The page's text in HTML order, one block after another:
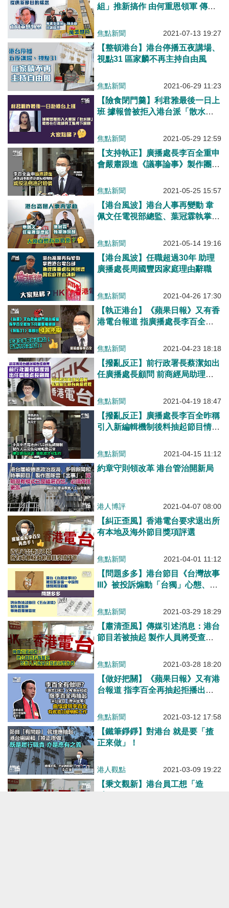
組」推新搞作 由何重恩領軍 傳邀
焦點新聞 2021-07-13 19:27
【整頓港台】港台停播五夜講場、
視點31 區家麟不再主持自由風
焦點新聞 2021-06-29 11:23
【險食閉門羹】利君雅最後一日上
班 據報曾被拒入港台派「散水
焦點新聞 2021-05-29 12:59
【支持執正】廣播處長李百全重申
會嚴肅跟進《議事論事》製作團隊
焦點新聞 2021-05-25 15:57
【港台風波】港台人事再變動 韋
佩文任電視部總監、葉冠霖執掌傳
焦點新聞 2021-05-14 19:16
【港台風波】任職超過30年 助理
廣播處長周國豐因家庭理由辭職
焦點新聞 2021-04-26 17:30
【執正港台】《蘋果日報》又有香
港電台報道 指廣播處長李百全最
節目或會停播
焦點新聞 2021-04-23 18:18
【撥亂反正】前行政署長蔡潔如出
任廣播處長顧問 前商經局助理秘
焦點新聞 2021-04-19 18:47
【撥亂反正】廣播處長李百全昨稱
引入新編輯機制後料抽起節目情況
焦點新聞 2021-04-15 11:12
約章守則領改革 港台管治開新局
港人博評 2021-04-07 08:00
【糾正歪風】香港電台要求退出所
有本地及海外節目獎項評選
焦點新聞 2021-04-01 11:12
【問題多多】港台節目《台灣故事
III》被投訴煽動「台獨」心態、通
夜講場》製作被暫停、等待管理層
焦點新聞 2021-03-29 18:29
【肅清歪風】傳媒引述消息：港台
節目若被抽起 製作人員將受查及
焦點新聞 2021-03-28 18:20
【做好把關】《蘋果日報》又有港
台報道 指李百全再抽起拒播出
做好廣播處長工作
焦點新聞 2021-03-12 17:58
【鐵筆錚錚】對港台 就是要「揸
正來做」！
港人觀點 2021-03-09 19:22
【秉文觀新】港台員工想「造